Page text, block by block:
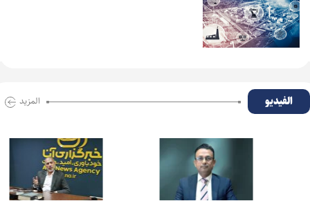
الفیدیو المزید